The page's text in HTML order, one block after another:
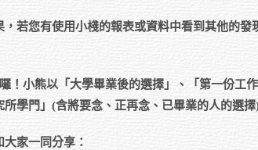
若您有使用小棧的報表或資料中看到其他的發
！小熊以「大學畢業後的選擇」、「第一份工
學門」(含將要念、正再念、已畢業的人的選擇
家一同分享：